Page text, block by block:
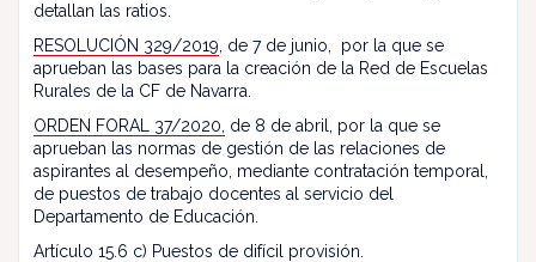
detallan las ratios.
RESOLUCIÓN 329/2019 , de 7 de junio, por la que se
aprueban las bases para la creación de la Red de Escuelas
Rurales de la CF de Navarra.
ORDEN FORAL 37/2020, de 8 de abril, por la que se
aprueban las normas de gestión de las relaciones de
aspirantes al desempeño, mediante contratación temporal,
de puestos de trabajo docentes al servicio del
Departamento de Educación.
Artículo 15.6 c) Puestos de difícil provisión.